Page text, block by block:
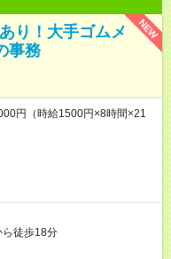
NEW
り！大手ゴムメ
事務
円（時給1500円×8時間×21
ら徒歩18分